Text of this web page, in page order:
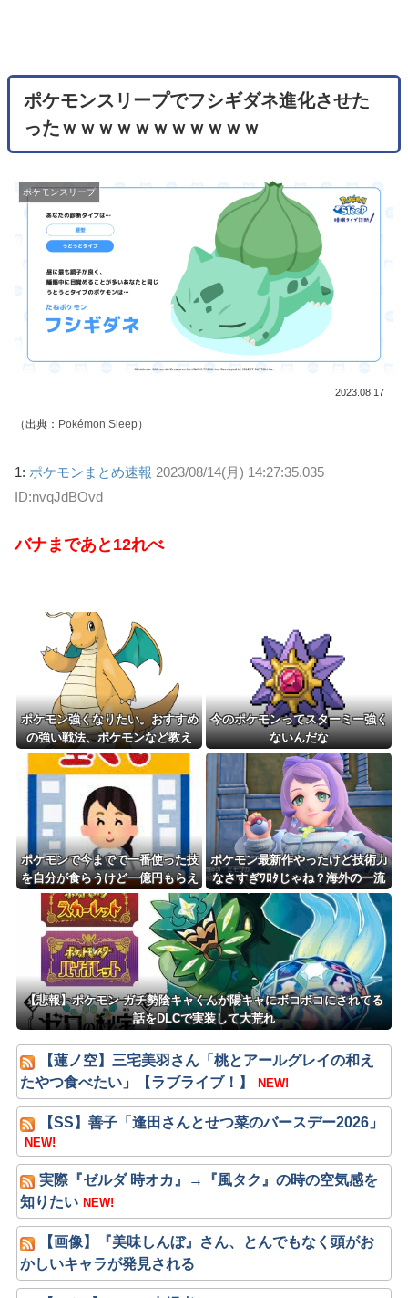
ポケモンスリープでフシギダネ進化させた
ったｗｗｗｗｗｗｗｗｗｗｗ
ポケモンスリープ
2023.08.17
（出典： Pokémon Sleep）
1: ポケモンまとめ速報 2023/08/14(月) 14:27:35.035
ID:nvqJdBOvd
バナまであと12れべ
ポケモン強くなりたい。おすすめ
の強い戦法、ポケモンなど教え
て？
今のポケモンってスターミー強く
ないんだな
ポケモンで今までで一番使った技
を自分が食らうけど一億円もらえ
るボタン
ポケモン最新作やったけど技術力
なさすぎﾜﾛﾀじゃね？海外の一流
ゲームメーカーに権利を売ってし
まえばいいのに
【悲報】ポケモン ガチ勢陰キャくんが陽キャにボコボコにされてる
話をDLCで実装して大荒れ
【蓮ノ空】三宅美羽さん「桃とアールグレイの和え
たやつ食べたい」【ラブライブ！】
NEW!
【SS】善子「逢田さんとせつ菜のバースデー2026」
NEW!
実際『ゼルダ 時オカ』→『風タク』の時の空気感を
知りたい NEW!
【画像】『美味しんぼ』さん、とんでもなく頭がお
かしいキャラが発見される